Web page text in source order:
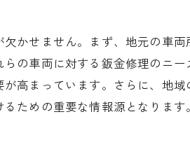
のコミュニケーション
いためのコツ
ト
理解する
かせません。まず、地元の車
の車両に対する鈑金修理のニ
高まっています。さらに、地
ための重要な情報源となります。